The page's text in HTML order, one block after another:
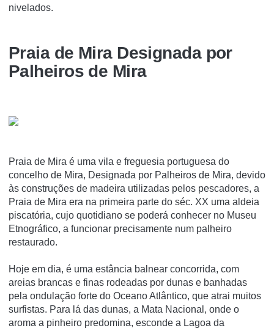
nivelados.
Praia de Mira Designada por
Palheiros de Mira
Praia de Mira é uma vila e freguesia portuguesa do
concelho de Mira, Designada por Palheiros de Mira, devido
às construções de madeira utilizadas pelos pescadores, a
Praia de Mira era na primeira parte do séc. XX uma aldeia
piscatória, cujo quotidiano se poderá conhecer no Museu
Etnográfico, a funcionar precisamente num palheiro
restaurado.
Hoje em dia, é uma estância balnear concorrida, com
areias brancas e finas rodeadas por dunas e banhadas
pela ondulação forte do Oceano Atlântico, que atrai muitos
surfistas. Para lá das dunas, a Mata Nacional, onde o
aroma a pinheiro predomina, esconde a Lagoa da